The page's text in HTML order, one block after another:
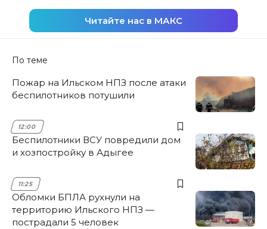
Читайте нас в МАКС
По теме
Пожар на Ильском НПЗ после атаки
беспилотников потушили
12:00
Беспилотники ВСУ повредили дом
и хозпостройку в Адыгее
11:25
Обломки БПЛА рухнули на
территорию Ильского НПЗ —
пострадали 5 человек